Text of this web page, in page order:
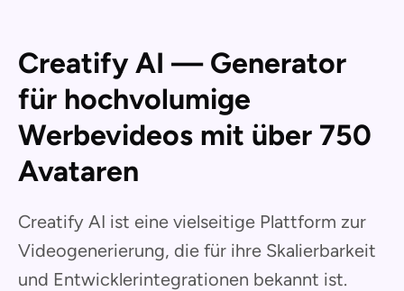
Creatify AI — Generator
für hochvolumige
Werbevideos mit über 750
Avataren
Creatify AI ist eine vielseitige Plattform zur
Videogenerierung, die für ihre Skalierbarkeit
und Entwicklerintegrationen bekannt ist.